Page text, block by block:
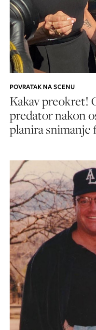
POVRATAK NA SCENU
Kakav preokret!
predator nakon
planira snimanje